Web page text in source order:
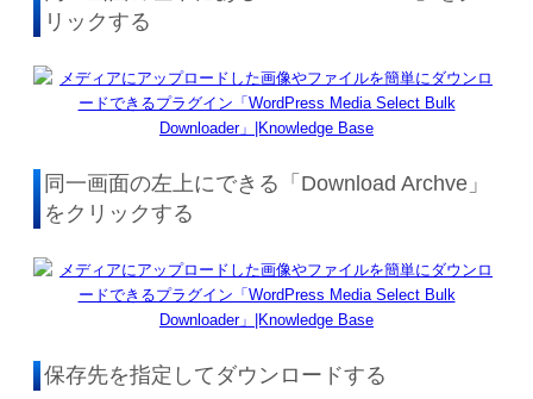
リックする
同一画面の左上にできる「Download Archve」
をクリックする
保存先を指定してダウンロードする